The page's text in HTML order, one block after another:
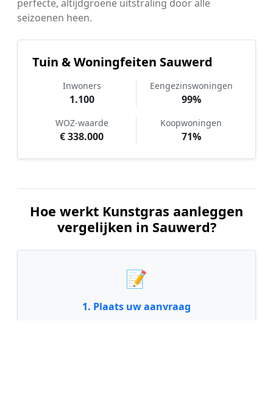
perfecte, altijdgroene uitstraling door alle
seizoenen heen.
Tuin & Woningfeiten Sauwerd
Inwoners
1.100
Eengezinswoningen
99%
WOZ-waarde
€ 338.000
Koopwoningen
71%
Hoe werkt Kunstgras aanleggen
vergelijken in Sauwerd?
📝
1. Plaats uw aanvraag